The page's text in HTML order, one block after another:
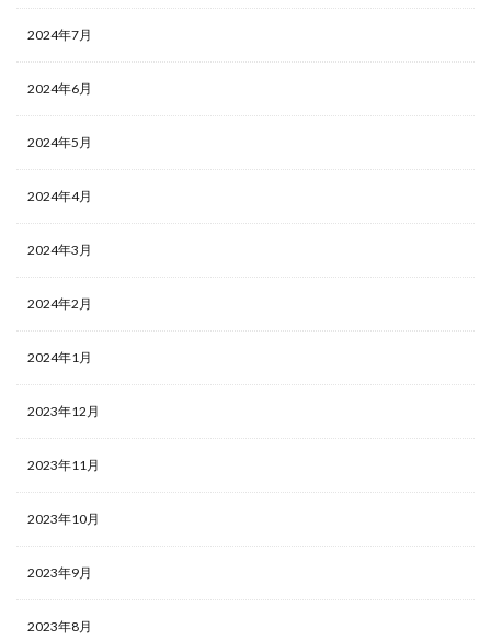
2024年7月
2024年6月
2024年5月
2024年4月
2024年3月
2024年2月
2024年1月
2023年12月
2023年11月
2023年10月
2023年9月
2023年8月